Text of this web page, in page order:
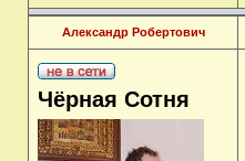
Александр Робертович
Чёрная Сотня